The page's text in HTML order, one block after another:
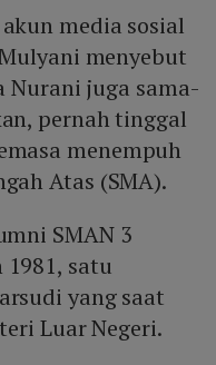
media sosial
menyebut
Nurani juga sama-
pernah tinggal
menempuh
Atas (SMA).
SMAN 3
satu
yang saat
Luar Negeri.